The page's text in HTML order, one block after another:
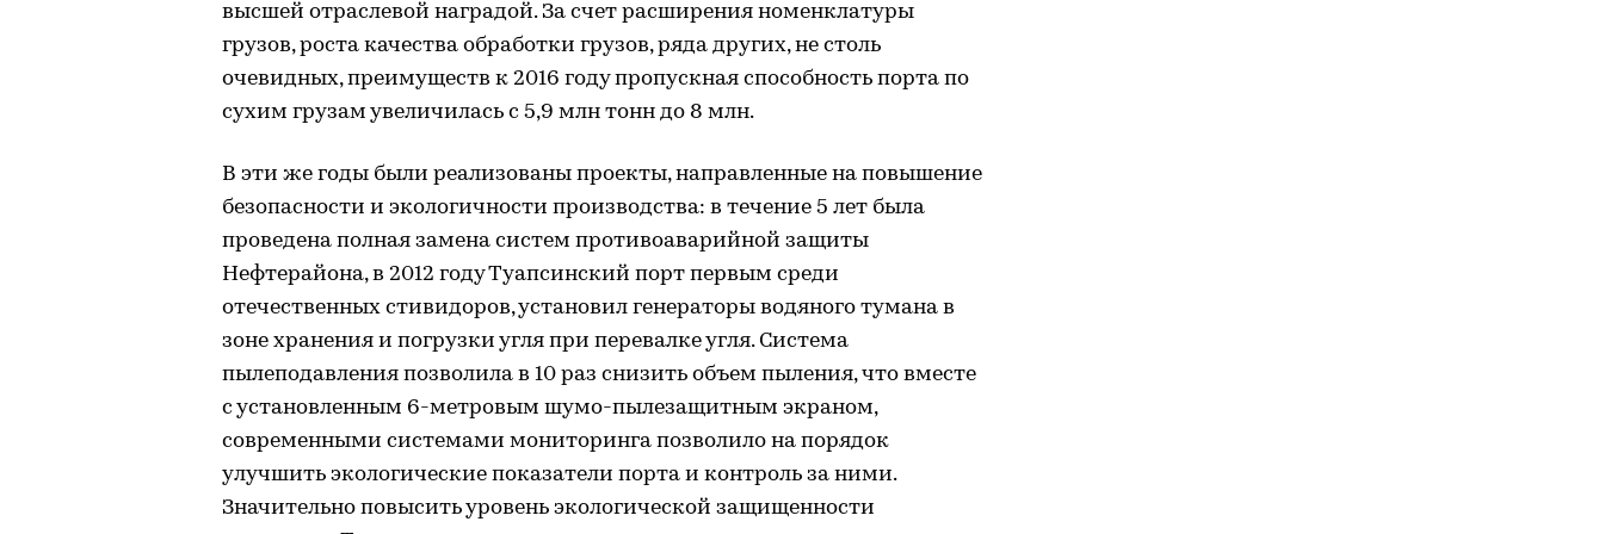
высшей отраслевой наградой. За счет расширения номенклатуры
грузов, роста качества обработки грузов, ряда других, не столь
очевидных, преимуществ к 2016 году пропускная способность порта по
сухим грузам увеличилась с 5,9 млн тонн до 8 млн.
В эти же годы были реализованы проекты, направленные на повышение
безопасности и экологичности производства: в течение 5 лет была
проведена полная замена систем противоаварийной защиты
Нефтерайона, в 2012 году Туапсинский порт первым среди
отечественных стивидоров, установил генераторы водяного тумана в
зоне хранения и погрузки угля при перевалке угля. Система
пылеподавления позволила в 10 раз снизить объем пыления, что вместе
с установленным 6-метровым шумо-пылезащитным экраном,
современными системами мониторинга позволило на порядок
улучшить экологические показатели порта и контроль за ними.
Значительно повысить уровень экологической защищенности